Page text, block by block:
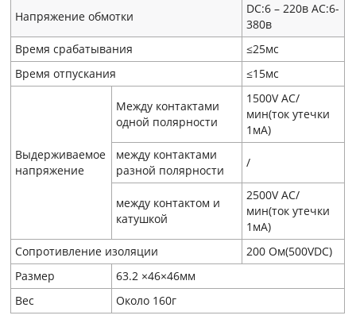
Напряжение обмотки
DC:6 – 220в AC:6-
380в
Время срабатывания
≤25мс
Время отпускания
≤15мс
Выдерживаемое
напряжение
Между контактами
одной полярности
1500V AC/
мин(ток утечки
1мA)
между контактами
разной полярности
/
между контактом и
катушкой
2500V AC/
мин(ток утечки
1мA)
Сопротивление изоляции
200 Ом(500VDC)
Размер
63.2 ×46×46мм
Вес
Около 160г